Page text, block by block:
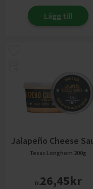
Lägg till
Jalapeño Cheese
Texas Longhorn 200g
fr.26,45kr